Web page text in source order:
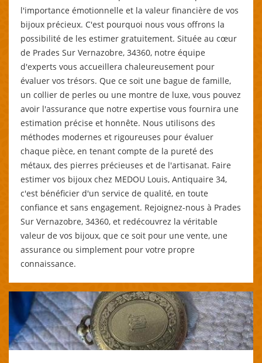
l'importance émotionnelle et la valeur financière de vos
bijoux précieux. C'est pourquoi nous vous offrons la
possibilité de les estimer gratuitement. Située au cœur
de Prades Sur Vernazobre, 34360, notre équipe
d'experts vous accueillera chaleureusement pour
évaluer vos trésors. Que ce soit une bague de famille,
un collier de perles ou une montre de luxe, vous pouvez
avoir l'assurance que notre expertise vous fournira une
estimation précise et honnête. Nous utilisons des
méthodes modernes et rigoureuses pour évaluer
chaque pièce, en tenant compte de la pureté des
métaux, des pierres précieuses et de l'artisanat. Faire
estimer vos bijoux chez MEDOU Louis, Antiquaire 34,
c'est bénéficier d'un service de qualité, en toute
confiance et sans engagement. Rejoignez-nous à Prades
Sur Vernazobre, 34360, et redécouvrez la véritable
valeur de vos bijoux, que ce soit pour une vente, une
assurance ou simplement pour votre propre
connaissance.